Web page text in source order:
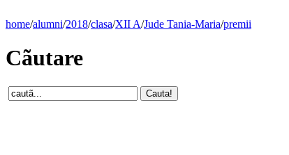
home/alumni/2018/clasa/XII A/Jude Tania-Maria/premii
Cãutare